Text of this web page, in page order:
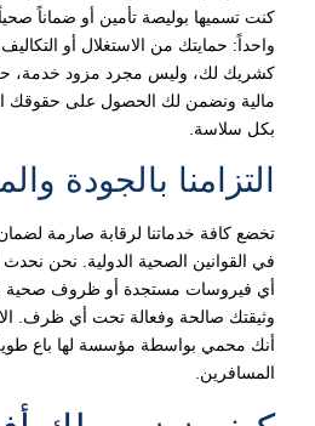
كنت تسميها بوليصة تأمين أو ضماناً
واحداً: حمايتك من الاستغلال أو
كشريك لك، وليس مجرد مزود خدمة،
مالية ونضمن لك الحصول على حقوقك
بكل سلاسة.
التزامنا بالجودة
تخضع كافة خدماتنا لرقابة صارمة
في القوانين الصحية الدولية. نحن نحدث
أي فيروسات مستجدة أو ظروف صحية
وثيقتك صالحة وفعالة تحت أي ظرف.
أنك محمي بواسطة مؤسسة لها باع
المسافرين.